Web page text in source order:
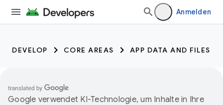
Anmelden
DEVELOP CORE AREAS APP DATA AND FILES
Google verwendet KI-Technologie, um Inhalte in Ihre